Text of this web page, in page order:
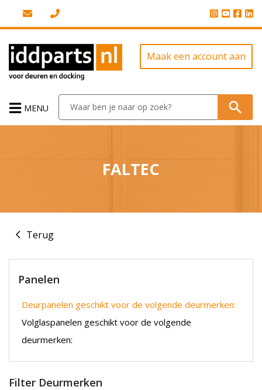
Maak een account aan
MENU
FALTEC
Terug
Panelen
Deurpanelen geschikt voor de volgende deurmerken:
Volglaspanelen geschikt voor de volgende
deurmerken:
Filter Deurmerken